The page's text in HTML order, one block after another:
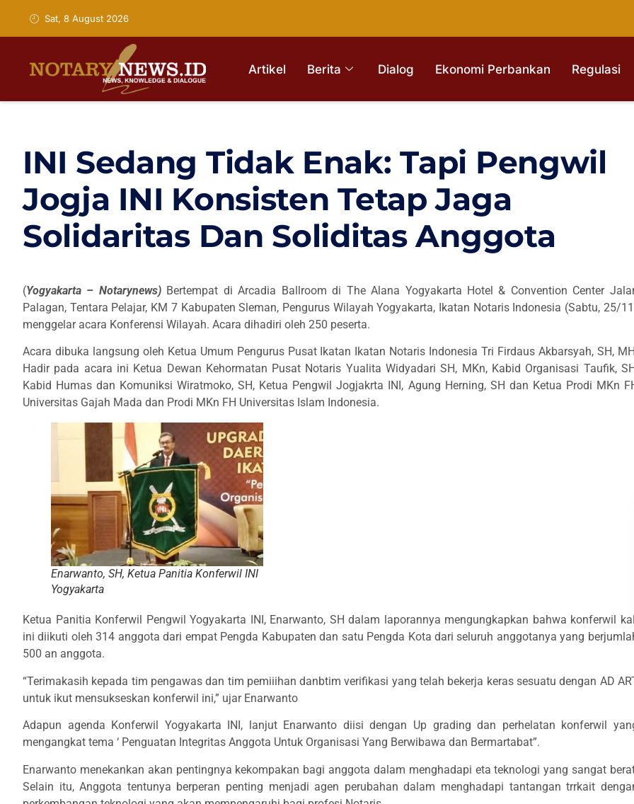
Sat, 8 August 2026
Artikel Berita Dialog Ekonomi Perbankan Regulasi
INI Sedang Tidak Enak: Tapi Pengwil
Jogja INI Konsisten Tetap Jaga
Solidaritas Dan Soliditas Anggota
(Yogyakarta – Notarynews)Bertempat di Arcadia Ballroom di The Alana Yogyakarta Hotel & Convention Center
Palagan, Tentara Pelajar, KM 7 Kabupaten Sleman, Pengurus Wilayah Yogyakarta, Ikatan Notaris Indonesia (Sabtu, 25/
menggelar acara Konferensi Wilayah. Acara dihadiri oleh 250 peserta.
Acara dibuka langsung oleh Ketua Umum Pengurus Pusat Ikatan Ikatan Notaris Indonesia Tri Firdaus Akbarsyah, SH,
Hadir pada acara ini Ketua Dewan Kehormatan Pusat Notaris Yualita Widyadari SH, MKn, Kabid Organisasi Taufik,
Kabid Humas dan Komuniksi Wiratmoko, SH, Ketua Pengwil Jogjakrta INI, Agung Herning, SH dan Ketua Prodi MKn
Universitas Gajah Mada dan Prodi MKn FH Universitas Islam Indonesia.
Enarwanto, SH, Ketua Panitia Konferwil INI
Yogyakarta
Ketua Panitia Konferwil Pengwil Yogyakarta INI, Enarwanto, SH dalam laporannya mengungkapkan bahwa konferwil
ini diikuti oleh 314 anggota dari empat Pengda Kabupaten dan satu Pengda Kota dari seluruh anggotanya yang
500 an anggota.
“Terimakasih kepada tim pengawas dan tim pemiiihan danbtim verifikasi yang telah bekerja keras sesuatu dengan AD
untuk ikut mensukseskan konferwil ini,” ujar Enarwanto
Adapun agenda Konferwil Yogyakarta INI, lanjut Enarwanto diisi dengan Up grading dan perhelatan konferwil
mengangkat tema ‘ Penguatan Integritas Anggota Untuk Organisasi Yang Berwibawa dan Bermartabat”.
Enarwanto menekankan akan pentingnya kekompakan bagi anggota dalam menghadapi eta teknologi yang sangat
Selain itu, Anggota tentunya berperan penting menjadi agen perubahan dalam menghadapi tantangan trrkait